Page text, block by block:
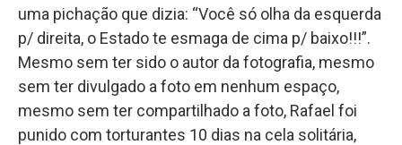
uma pichação que dizia: “Você só olha da esquerda
p/ direita, o Estado te esmaga de cima p/ baixo!!!”.
Mesmo sem ter sido o autor da fotografia, mesmo
sem ter divulgado a foto em nenhum espaço,
mesmo sem ter compartilhado a foto, Rafael foi
punido com torturantes 10 dias na cela solitária,